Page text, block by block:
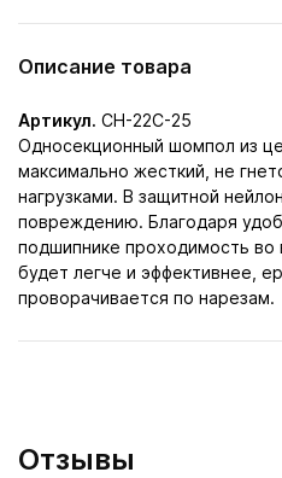
Описание товара
Артикул. CH-22C-25
Односекционный шомпол из
максимально жесткий, не
нагрузками. В защитной
повреждению. Благодаря
подшипнике проходимость во
будет легче и эффективнее,
проворачивается по нарезам.
Отзывы